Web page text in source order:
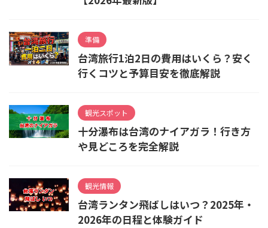
準備
台湾旅行1泊2日の費用はいくら？安く
行くコツと予算目安を徹底解説
観光スポット
十分瀑布は台湾のナイアガラ！行き方
や見どころを完全解説
観光情報
台湾ランタン飛ばしはいつ？2025年・
2026年の日程と体験ガイド